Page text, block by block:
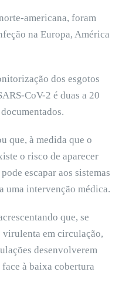
americana, foram
na Europa, América
dos esgotos
CoV-2 é duas a 20
que, à medida que o
o risco de aparecer
escapar aos sistemas
uma intervenção médica.
que, se
virulenta em circulação,
desenvolverem
à baixa cobertura